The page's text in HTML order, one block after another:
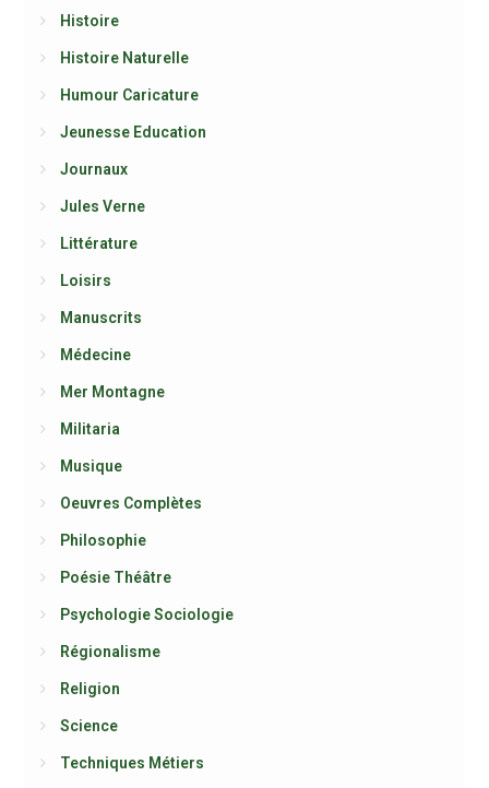
Histoire
Histoire Naturelle
Humour Caricature
Jeunesse Education
Journaux
Jules Verne
Littérature
Loisirs
Manuscrits
Médecine
Mer Montagne
Militaria
Musique
Oeuvres Complètes
Philosophie
Poésie Théâtre
Psychologie Sociologie
Régionalisme
Religion
Science
Techniques Métiers